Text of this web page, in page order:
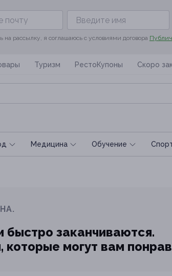
на рассылку, я соглашаюсь с условиями договора
Туризм РестоКупоны Скоро
Медицина Обучение
заканчиваются.
могут вам